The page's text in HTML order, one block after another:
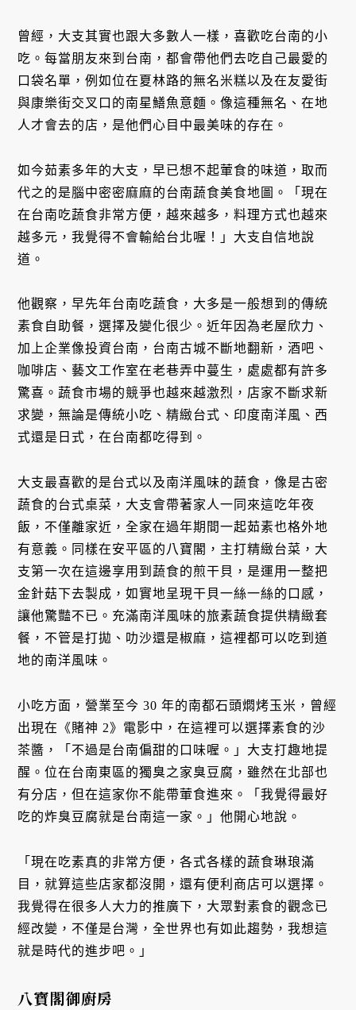
曾經，大支其實也跟大多數人一樣，喜歡吃台南的小
吃。每當朋友來到台南，都會帶他們去吃自己最愛的
口袋名單，例如位在夏林路的無名米糕以及在友愛街
與康樂街交叉口的南星鱔魚意麵。像這種無名、在地
人才會去的店，是他們心目中最美味的存在。
如今茹素多年的大支，早已想不起葷食的味道，取而
代之的是腦中密密麻麻的台南蔬食美食地圖。「現在
在台南吃蔬食非常方便，越來越多，料理方式也越來
越多元，我覺得不會輸給台北喔！」大支自信地說
道。
他觀察，早先年台南吃蔬食，大多是一般想到的傳統
素食自助餐，選擇及變化很少。近年因為老屋欣力、
加上企業像投資台南，台南古城不斷地翻新，酒吧、
咖啡店、藝文工作室在老巷弄中蔓生，處處都有許多
驚喜。蔬食市場的競爭也越來越激烈，店家不斷求新
求變，無論是傳統小吃、精緻台式、印度南洋風、西
式還是日式，在台南都吃得到。
大支最喜歡的是台式以及南洋風味的蔬食，像是古密
蔬食的台式桌菜，大支會帶著家人一同來這吃年夜
飯，不僅離家近，全家在過年期間一起茹素也格外地
有意義。同樣在安平區的八寶閣，主打精緻台菜，大
支第一次在這邊享用到蔬食的煎干貝，是運用一整把
金針菇下去製成，如實地呈現干貝一絲一絲的口感，
讓他驚豔不已。充滿南洋風味的旅素蔬食提供精緻套
餐，不管是打拋、叻沙還是椒麻，這裡都可以吃到道
地的南洋風味。
小吃方面，營業至今 30 年的南都石頭燜烤玉米，曾經
出現在《賭神 2》電影中，在這裡可以選擇素食的沙
茶醬，「不過是台南偏甜的口味喔。」大支打趣地提
醒。位在台南東區的獨臭之家臭豆腐，雖然在北部也
有分店，但在這家你不能帶葷食進來。「我覺得最好
吃的炸臭豆腐就是台南這一家。」他開心地說。
「現在吃素真的非常方便，各式各樣的蔬食琳琅滿
目，就算這些店家都沒開，還有便利商店可以選擇。
我覺得在很多人大力的推廣下，大眾對素食的觀念已
經改變，不僅是台灣，全世界也有如此趨勢，我想這
就是時代的進步吧。」
八寶閣御廚房